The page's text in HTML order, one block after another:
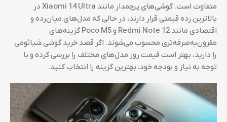
متفاوت است. گوشی‌های پرچمدار مانند Xiaomi 14 Ultra در
بالاترین رده قیمتی قرار دارند، در حالی که مدل‌های میان‌رده و
اقتصادی مانند Redmi Note 12 و Poco M5 گزینه‌های
مقرون‌به‌صرفه‌تری محسوب می‌شوند. اگر قصد خرید گوشی شیائومی
را دارید، بهتر است قیمت روز مدل‌های مختلف را بررسی کرده و با
توجه به نیاز و بودجه خود، بهترین گزینه را انتخاب کنید.